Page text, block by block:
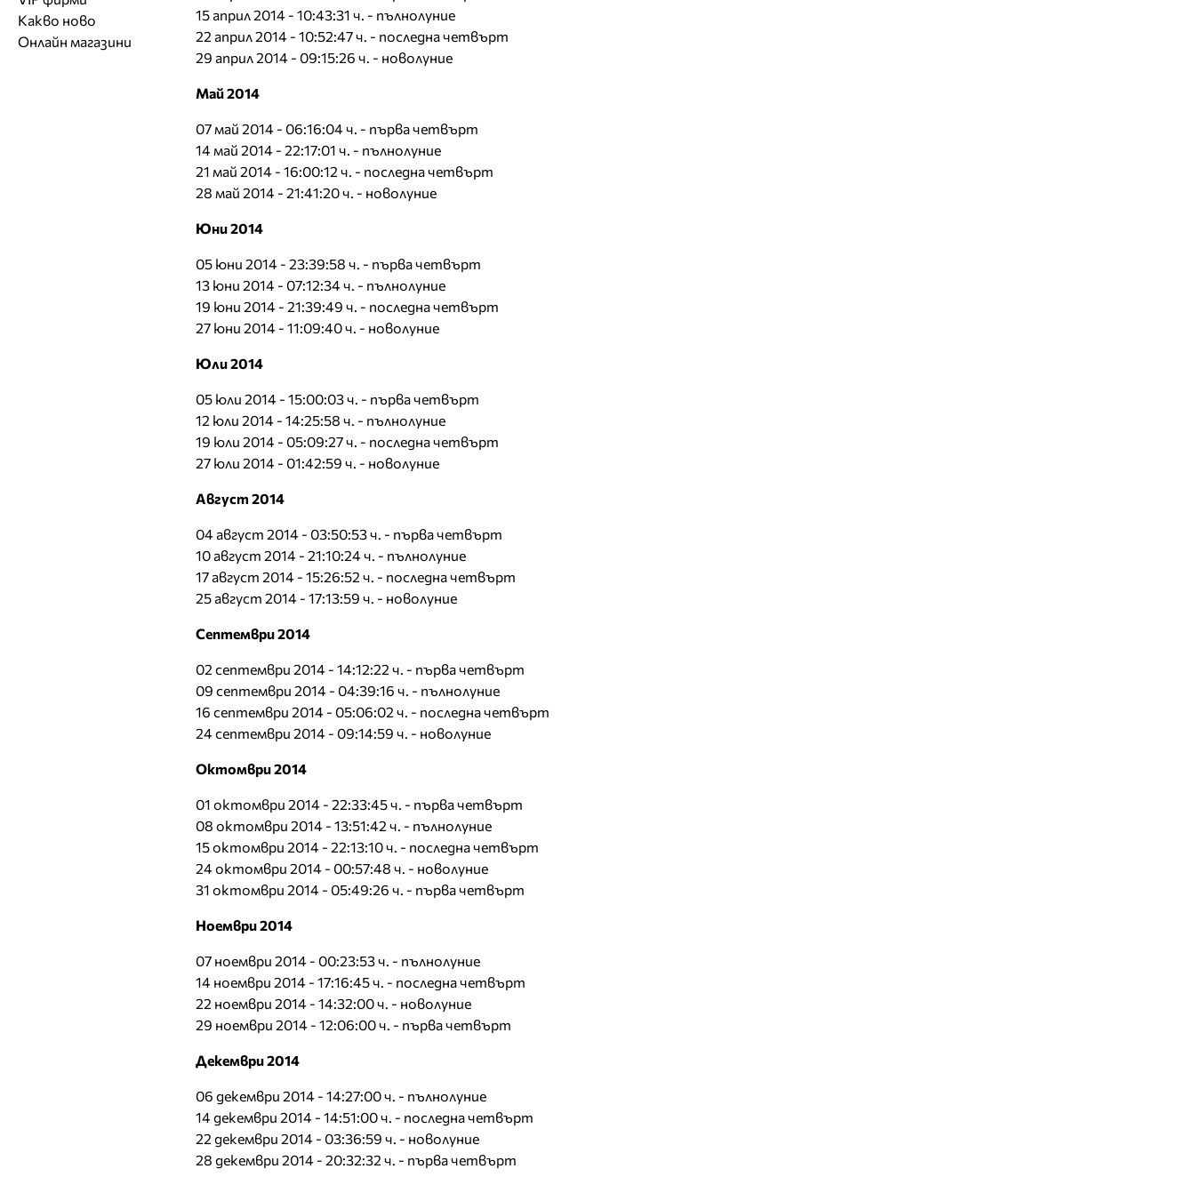
15 април 2014 - 10:43:31 ч. - пълнолуние
22 април 2014 - 10:52:47 ч. - последна четвърт
29 април 2014 - 09:15:26 ч. - новолуние
Май 2014
07 май 2014 - 06:16:04 ч. - първа четвърт
14 май 2014 - 22:17:01 ч. - пълнолуние
21 май 2014 - 16:00:12 ч. - последна четвърт
28 май 2014 - 21:41:20 ч. - новолуние
Юни 2014
05 юни 2014 - 23:39:58 ч. - първа четвърт
13 юни 2014 - 07:12:34 ч. - пълнолуние
19 юни 2014 - 21:39:49 ч. - последна четвърт
27 юни 2014 - 11:09:40 ч. - новолуние
Юли 2014
05 юли 2014 - 15:00:03 ч. - първа четвърт
12 юли 2014 - 14:25:58 ч. - пълнолуние
19 юли 2014 - 05:09:27 ч. - последна четвърт
27 юли 2014 - 01:42:59 ч. - новолуние
Август 2014
04 август 2014 - 03:50:53 ч. - първа четвърт
10 август 2014 - 21:10:24 ч. - пълнолуние
17 август 2014 - 15:26:52 ч. - последна четвърт
25 август 2014 - 17:13:59 ч. - новолуние
Септември 2014
02 септември 2014 - 14:12:22 ч. - първа четвърт
09 септември 2014 - 04:39:16 ч. - пълнолуние
16 септември 2014 - 05:06:02 ч. - последна четвърт
24 септември 2014 - 09:14:59 ч. - новолуние
Октомври 2014
01 октомври 2014 - 22:33:45 ч. - първа четвърт
08 октомври 2014 - 13:51:42 ч. - пълнолуние
15 октомври 2014 - 22:13:10 ч. - последна четвърт
24 октомври 2014 - 00:57:48 ч. - новолуние
31 октомври 2014 - 05:49:26 ч. - първа четвърт
Ноември 2014
07 ноември 2014 - 00:23:53 ч. - пълнолуние
14 ноември 2014 - 17:16:45 ч. - последна четвърт
22 ноември 2014 - 14:32:00 ч. - новолуние
29 ноември 2014 - 12:06:00 ч. - първа четвърт
Декември 2014
06 декември 2014 - 14:27:00 ч. - пълнолуние
14 декември 2014 - 14:51:00 ч. - последна четвърт
22 декември 2014 - 03:36:59 ч. - новолуние
28 декември 2014 - 20:32:32 ч. - първа четвърт
Модни дизайнери
Бутици
Обувки
Други аксесоари
Солариуми
Фитнес и здраве
Работа на ишлеме
CAD/CAM услуги
Модни списания
Сватбени агенции
Магазини за обувки
Магазини за aксесоари
Какво ново
Онлайн магазини